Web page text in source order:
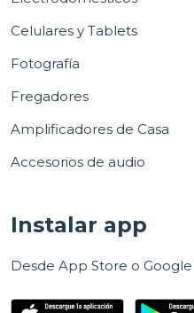
Celulares y Tablets
Fotografía
Fregadores
Amplificadores de Casa
Accesorios de audio
Instalar app
Desde App Store o